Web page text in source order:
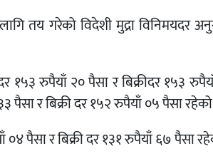
तय गरेको विदेशी मुद्रा विनिमयदर
रुपैयाँ २० पैसा र बिक्रीदर १५३
र बिक्री दर १५२ रुपैयाँ ०५ पैसा रहेको
पैसा र बिक्री दर १३१ रुपैयाँ ६७ पैसा